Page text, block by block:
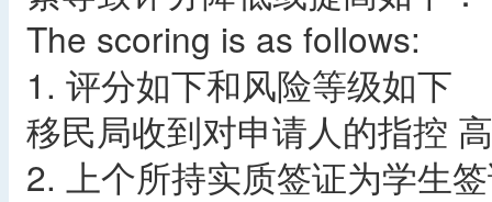
The scoring is as follows:
1. 评分如下和风险等级如下
移民局收到对申请人的指控
2. 上个所持实质签证为学生